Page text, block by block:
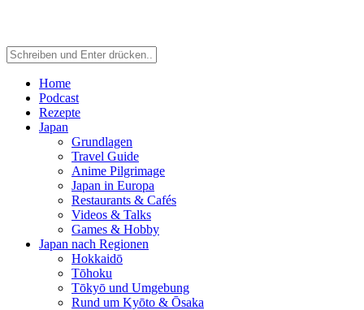
Home
Podcast
Rezepte
Japan
Grundlagen
Travel Guide
Anime Pilgrimage
Japan in Europa
Restaurants & Cafés
Videos & Talks
Games & Hobby
Japan nach Regionen
Hokkaidō
Tōhoku
Tōkyō und Umgebung
Rund um Kyōto & Ōsaka